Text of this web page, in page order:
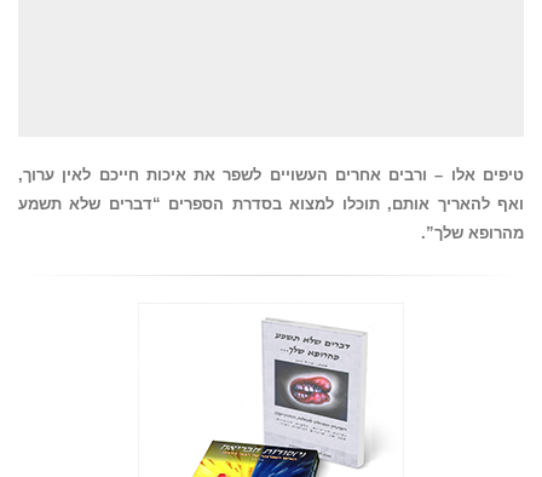
טיפים אלו – ורבים אחרים העשויים לשפר את איכות חייכם לאין ערוך,
ואף להאריך אותם, תוכלו למצוא בסדרת הספרים “דברים שלא תשמע
מהרופא שלך”.